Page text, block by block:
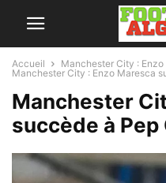
Accueil
Manchester City :
Manchester City : Enzo Maresca
Manchester
succède à Pep